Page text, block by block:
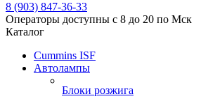
8 (903) 847-36-33
Операторы доступны с 8 до 20 по Мск
Каталог
Cummins ISF
Автолампы
Блоки розжига